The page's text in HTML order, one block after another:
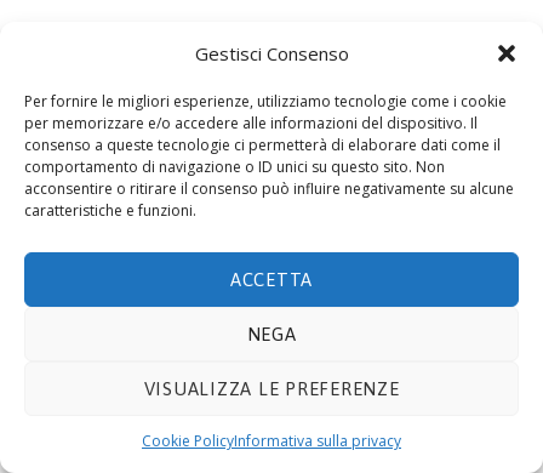
Gestisci Consenso
Per fornire le migliori esperienze, utilizziamo tecnologie come i cookie
per memorizzare e/o accedere alle informazioni del dispositivo. Il
consenso a queste tecnologie ci permetterà di elaborare dati come il
comportamento di navigazione o ID unici su questo sito. Non
acconsentire o ritirare il consenso può influire negativamente su alcune
caratteristiche e funzioni.
ACCETTA
NEGA
VISUALIZZA LE PREFERENZE
Cookie PolicyInformativa sulla privacy
© 2019 ECOTECNOLOGIE MIETTO SRL -Via Adda
10, 20021 BOLLATE (MI)
- P.IVA 08441330159. E-mail
info@ecomietto.it. Tutti i diritti riservati. Privacy
Policy .Cookie.